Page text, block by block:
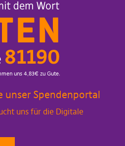
unser Spendenportal
uns für die Digitale